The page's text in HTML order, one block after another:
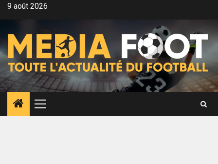
Aller9 août 2026
Menu
principal